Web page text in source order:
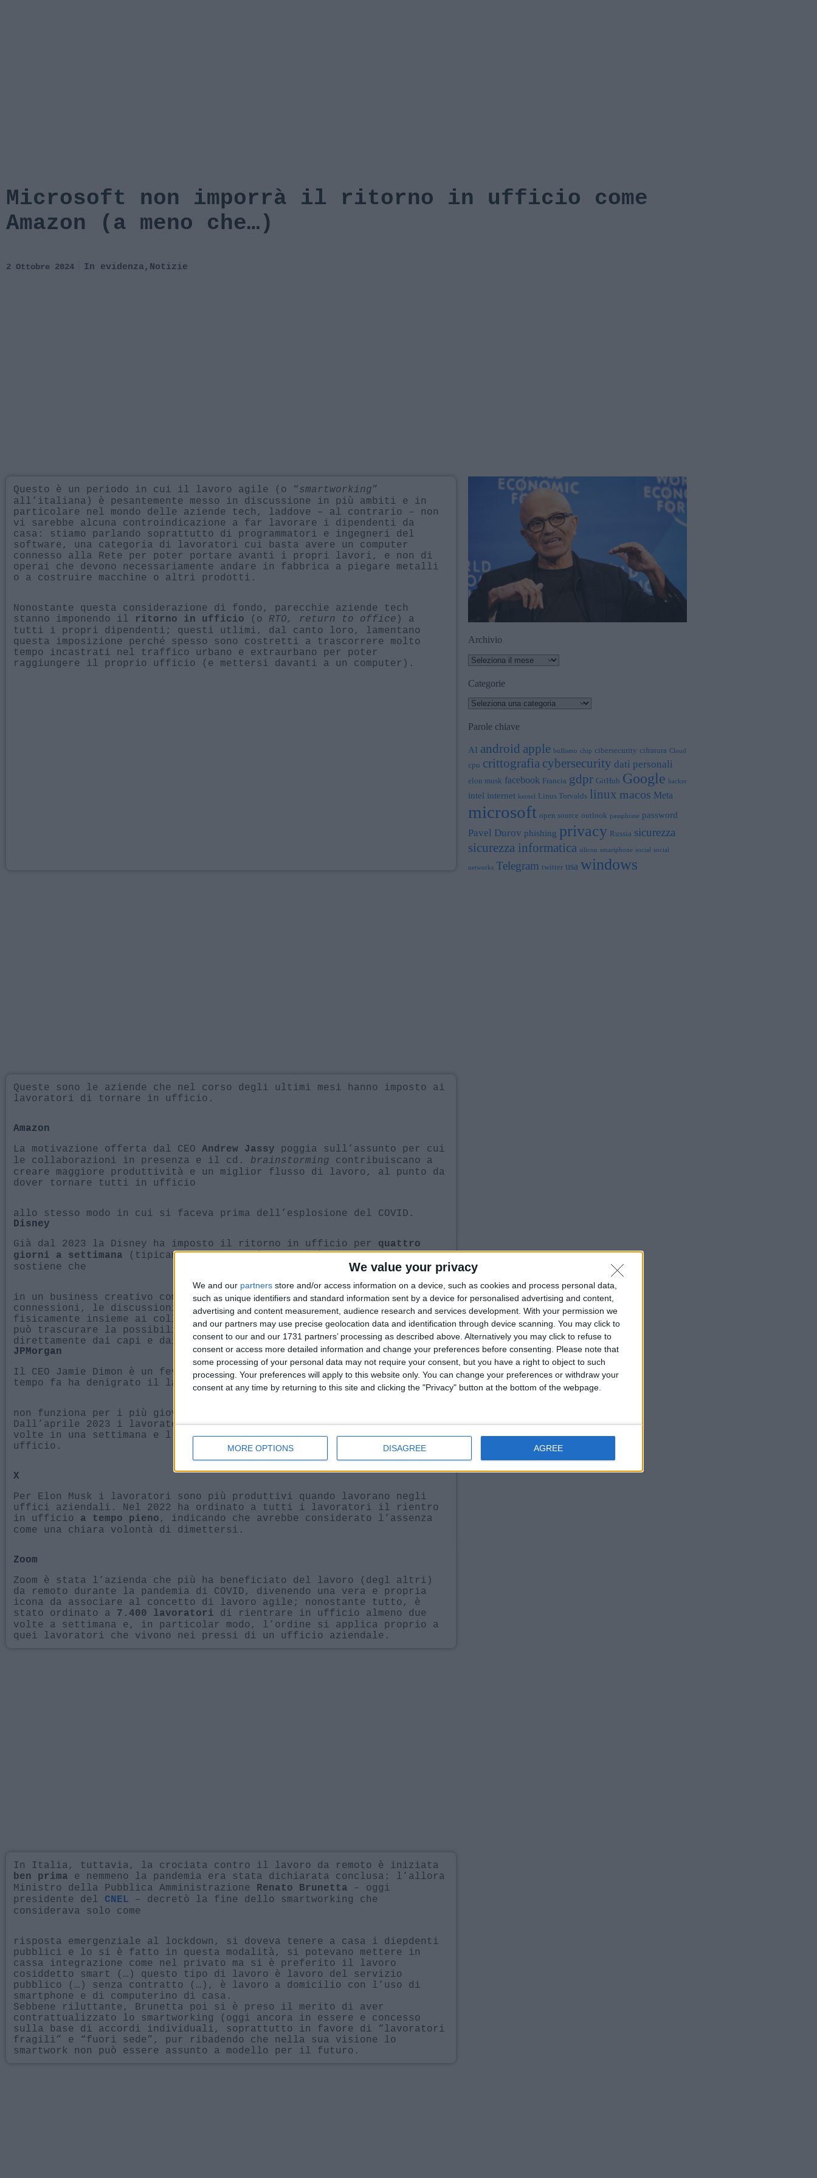
We value your privacy
We and our partners store and/or access information on a device, such as cookies and process personal data,
such as unique identifiers and standard information sent by a device for personalised advertising and content,
advertising and content measurement, audience research and services development. With your permission we
and our partners may use precise geolocation data and identification through device scanning. You may click to
consent to our and our 1731 partners’ processing as described above. Alternatively you may click to refuse to
consent or access more detailed information and change your preferences before consenting.
Please note that
some processing of your personal data may not require your consent, but you have a right to object to such
processing. Your preferences will apply to this website only. You can change your preferences or withdraw your
consent at any time by returning to this site and clicking the "Privacy" button at the bottom of the webpage.
MORE OPTIONS DISAGREE AGREE
Microsoft non imporrà il ritorno in ufficio come
Amazon (a meno che…)
2 Ottobre 2024 In evidenza, Notizie
Questo è un periodo in cui il lavoro agile (o “smartworking”
all’italiana) è pesantemente messo in discussione in più ambiti e in
particolare nel mondo delle aziende tech, laddove – al contrario – non
vi sarebbe alcuna controindicazione a far lavorare i dipendenti da
casa: stiamo parlando soprattutto di programmatori e ingegneri del
software, una categoria di lavoratori cui basta avere un computer
connesso alla Rete per poter portare avanti i propri lavori, e non di
operai che devono necessariamente andare in fabbrica a piegare metalli
o a costruire macchine o altri prodotti.
Nonostante questa considerazione di fondo, parecchie aziende tech
stanno imponendo il
ritorno in ufficio (o RTO, return to office ) a
tutti i propri dipendenti; questi utlimi, dal canto loro, lamentano
questa imposizione perché spesso sono costretti a trascorrere molto
tempo incastrati nel traffico urbano e extraurbano per poter
raggiungere il proprio ufficio (e mettersi davanti a un computer).
Queste sono le aziende che nel corso degli ultimi mesi hanno imposto ai
lavoratori di tornare in ufficio.
Amazon
La motivazione offerta dal CEO Andrew Jassy poggia sull’assunto per cui
le collaborazioni in presenza e il cd. brainstorming contribuiscano a
creare maggiore produttività e un miglior flusso di lavoro, al punto da
dover tornare tutti in ufficio
allo stesso modo in cui si faceva prima dell’esplosione del COVID.
Disney
Già dal 2023 la Disney ha imposto il ritorno in ufficio per quattro
giorni a settimana (tipicamente da lunedì a giovedì). Il CEO Bob Iger
sostiene che
in un business creativo come il nostro, nulla può sostituire le
connessioni, le discussioni e le analisi che derivano dallo stare
fisicamente insieme ai colleghi nella stessa stanza, così come non si
può trascurare la possibilità di crescere professionalmente apprendendo
direttamente dai capi e dai colleghi con maggiore esperienza.
JPMorgan
Il CEO Jamie Dimon è un fevente sostenitore del lavoro in presenza e
tempo fa ha denigrato il lavoro da remoto affermando semplicemente che
non funziona per i più giovani, non funziona per chi vuole sfondare.
Dall’aprile 2023 i lavoratori devono presenziare in ufficio almeno tre
volte in una settimana e l’azienda traccia attivamente le presenze in
ufficio.
X
Per Elon Musk i lavoratori sono più produttivi quando lavorano negli
uffici aziendali. Nel 2022 ha ordinato a tutti i lavoratori il rientro
in ufficio a tempo pieno , indicando che avrebbe considerato l’assenza
come una chiara volontà di dimettersi.
Zoom
Zoom è stata l’azienda che più ha beneficiato del lavoro (degl altri)
da remoto durante la pandemia di COVID, divenendo una vera e propria
icona da associare al concetto di lavoro agile; nonostante tutto, è
stato ordinato a 7.400 lavoratori di rientrare in ufficio almeno due
volte a settimana e, in particolar modo, l’ordine si applica proprio a
quei lavoratori che vivono nei pressi di un ufficio aziendale.
In Italia, tuttavia, la crociata contro il lavoro da remoto è iniziata
ben prima e nemmeno la pandemia era stata dichiarata conclusa: l’allora
Ministro della Pubblica Amministrazione Renato Brunetta – oggi
presidente del CNEL – decretò la fine dello smartworking che
considerava solo come
risposta emergenziale al lockdown, si doveva tenere a casa i diepdenti
pubblici e lo si è fatto in questa modalità, si potevano mettere in
cassa integrazione come nel privato ma si è preferito il lavoro
cosiddetto smart (…) questo tipo di lavoro è lavoro del servizio
pubblico (…) senza contratto (…), è lavoro a domicilio con l’uso di
smartphone e di computerino di casa.
Sebbene riluttante, Brunetta poi si è preso il merito di aver
contrattualizzato lo smartworking (oggi ancora in essere e concesso
sulla base di accordi individuali, soprattutto in favore di “lavoratori
fragili” e “fuori sede”, pur ribadendo che nella sua visione lo
smartwork non può essere assunto a modello per il futuro.
Archivio
Categorie
Parole chiave
AI android apple bullismo chip cibersecurity cifratura Cloud
cpu crittografia cybersecurity dati personali
elon musk facebook Francia gdpr GitHub Google hacker
intel internet kernel Linus Torvalds linux macos Meta
microsoft open source outlook passphrase password
Pavel Durov phishing privacy Russia sicurezza
sicurezza informatica silicon smartphone social social
networks Telegram twitter usa windows